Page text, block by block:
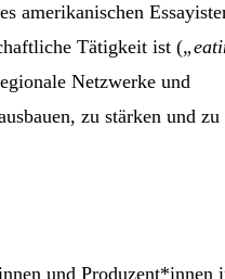
amerikanischen
Tätigkeit ist (
Netzwerke und
zu stärken und zu
und Produzent*innen